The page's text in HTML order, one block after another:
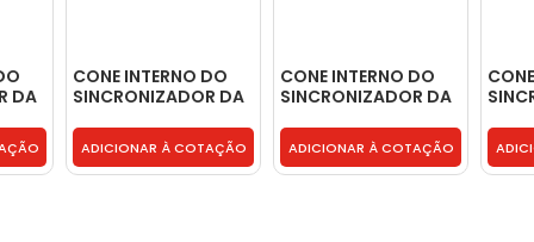
DA
CONE INTERNO DO
SINCRONIZADOR DA
9702623537
ADICIONAR À COTAÇÃO
CONE INTERNO DO
SINCRONIZADOR DA
9702623537
ADICIONAR À COTAÇÃO
CONE
G60